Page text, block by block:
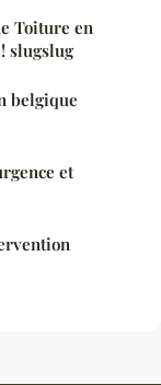
Toiture en
slugslug
belgique
et